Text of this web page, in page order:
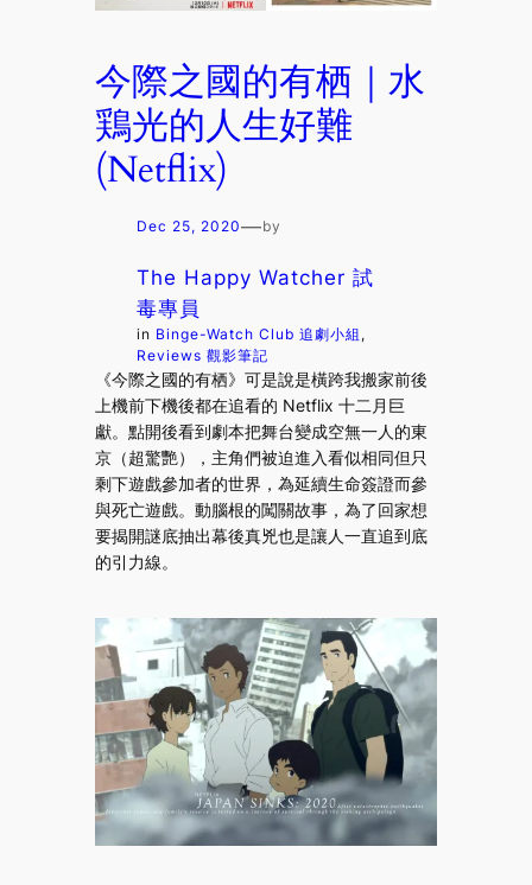
今際之國的有栖｜水
鶏光的人生好難
(Netflix)
Dec 25, 2020—by
The Happy Watcher 試
毒專員
in Binge-Watch Club 追劇小組
Reviews 觀影筆記
《今際之國的有栖》可是說是橫跨我搬家前後
上機前下機後都在追看的 Netflix 十二月巨
獻。點開後看到劇本把舞台變成空無一人的東
京（超驚艷），主角們被迫進入看似相同但只
剩下遊戲參加者的世界，為延續生命簽證而參
與死亡遊戲。動腦根的闖關故事，為了回家想
要揭開謎底抽出幕後真兇也是讓人一直追到底
的引力線。